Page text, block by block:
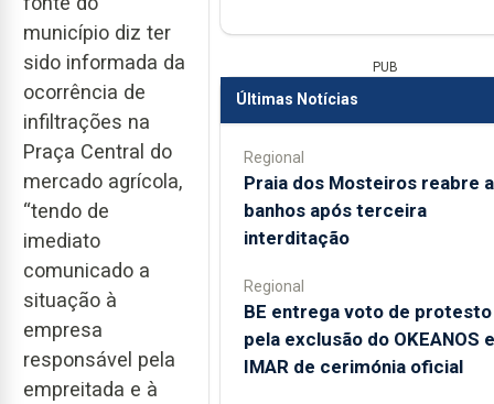
município diz ter
sido informada da
ocorrência de
infiltrações na
Praça Central do
mercado agrícola,
“tendo de
imediato
comunicado a
situação à
empresa
responsável pela
empreitada e à
PUB
Últimas Notícias
Regional
Praia dos Mosteiros reabre a
banhos após terceira
interditação
Regional
BE entrega voto de protesto
pela exclusão do OKEANOS e
IMAR de cerimónia oficial